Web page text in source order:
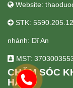
Website:
STK:
nhánh: Dĩ An
MST:
CHĂM SÓC
HÀNG